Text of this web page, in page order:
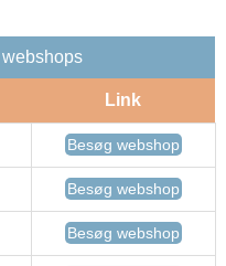
Link
Besøg webshop
Besøg webshop
Besøg webshop